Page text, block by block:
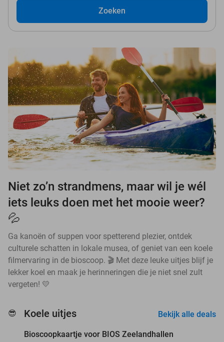
Zoeken
Niet zo’n strandmens, maar wil je wél
iets leuks doen met het mooie weer?
💦
Ga kanoën of suppen voor spetterend plezier, ontdek
culturele schatten in lokale musea, of geniet van een koele
filmervaring in de bioscoop. 🎬 Met deze leuke uitjes blijf je
lekker koel en maak je herinneringen die je niet snel zult
vergeten! 💛
😎 Koele uitjes Bekijk alle deals
favorite_border
Bioscoopkaartje voor BIOS Zeelandhallen